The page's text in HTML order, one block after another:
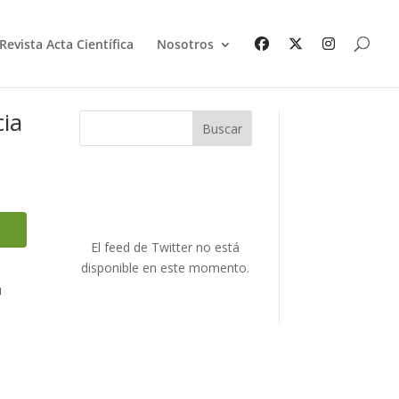
Revista Acta Científica Nosotros
Buscar
El feed de Twitter no está
disponible en este momento.